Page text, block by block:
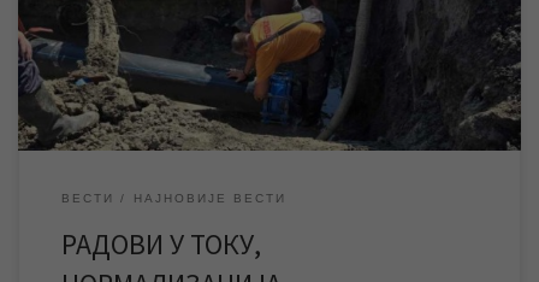
је и даље на снази. Радови су јутрос настављени и очекује се
да буду завршени око 19 часова, након чега ће уследити
нормализација водоснабдевања […]
ВЕСТИ НАЈНОВИЈЕ ВЕСТИ
РАДОВИ У ТОКУ,